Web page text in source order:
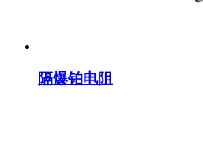
隔爆铂电阻